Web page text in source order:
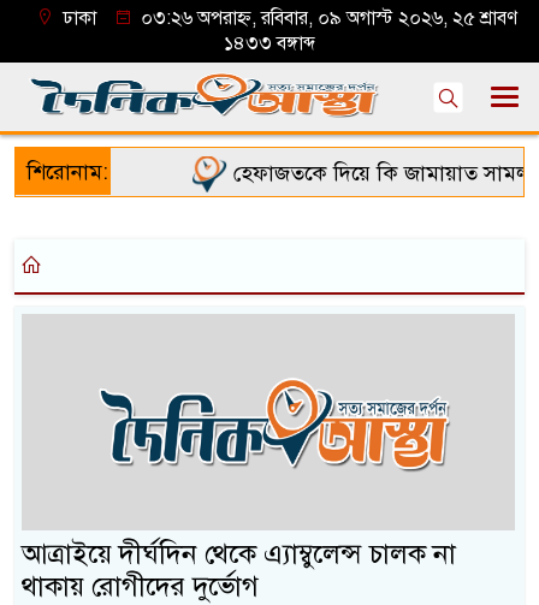
ঢাকা
০৩:২৬ অপরাহ্ন, রবিবার, ০৯ অগাস্ট ২০২৬, ২৫ শ্রাবণ
১৪৩৩ বঙ্গাব্দ
শিরোনাম: হেফাজতকে দিয়ে কি জামায়াত
আত্রাইয়ে দীর্ঘদিন থেকে এ্যাম্বুলেন্স চালক না
থাকায় রোগীদের দুর্ভোগ